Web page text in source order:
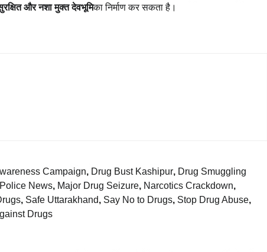
और नशा मुक्त देवभूमिका निर्माण कर सकता है।
Campaign, Drug Bust Kashipur, Drug Smuggling
News, Major Drug Seizure, Narcotics Crackdown,
, Safe Uttarakhand, Say No to Drugs, Stop Drug Abuse,
Drugs